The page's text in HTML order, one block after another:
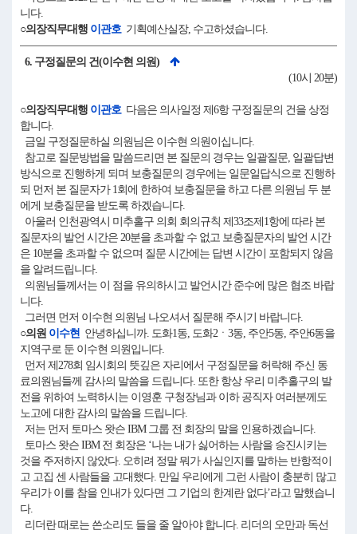
니다.
○의장직무대행 이관호기획예산실장, 수고하셨습니다.
6. 구정질문의 건(이수현 의원)
(10시 20분)
○의장직무대행 이관호다음은 의사일정 제6항 구정질문의 건을 상정
합니다.
금일 구정질문하실 의원님은 이수현 의원이십니다.
참고로 질문방법을 말씀드리면 본 질문의 경우는 일괄질문, 일괄답변
방식으로 진행하게 되며 보충질문의 경우에는 일문일답식으로 진행하
되 먼저 본 질문자가 1회에 한하여 보충질문을 하고 다른 의원님 두 분
에게 보충질문을 받도록 하겠습니다.
아울러 인천광역시 미추홀구 의회 회의규칙 제33조제1항에 따라 본
질문자의 발언 시간은 20분을 초과할 수 없고 보충질문자의 발언 시간
은 10분을 초과할 수 없으며 질문 시간에는 답변 시간이 포함되지 않음
을 알려드립니다.
의원님들께서는 이 점을 유의하시고 발언시간 준수에 많은 협조 바랍
니다.
그러면 먼저 이수현 의원님 나오셔서 질문해 주시기 바랍니다.
○의원 이수현 안녕하십니까. 도화1동, 도화2ㆍ3동, 주안5동, 주안6동을
지역구로 둔 이수현 의원입니다.
먼저 제278회 임시회의 뜻깊은 자리에서 구정질문을 허락해 주신 동
료의원님들께 감사의 말씀을 드립니다. 또한 항상 우리 미추홀구의 발
전을 위하여 노력하시는 이영훈 구청장님과 이하 공직자 여러분께도
노고에 대한 감사의 말씀을 드립니다.
저는 먼저 토마스 왓슨 IBM 그룹 전 회장의 말을 인용하겠습니다.
토마스 왓슨 IBM 전 회장은 ‘나는 내가 싫어하는 사람을 승진시키는
것을 주저하지 않았다. 오히려 정말 뭐가 사실인지를 말하는 반항적이
고 고집 센 사람들을 고대했다. 만일 우리에게 그런 사람이 충분히 많고
우리가 이를 참을 인내가 있다면 그 기업의 한계란 없다’라고 말했습니
다.
리더란 때로는 쓴소리도 들을 줄 알아야 합니다. 리더의 오만과 독선